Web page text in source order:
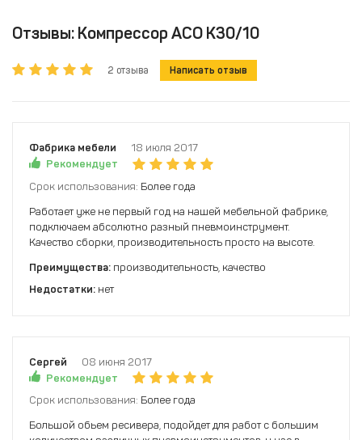
Отзывы: Компрессор АСО К30/10
2 отзыва Написать отзыв
Фабрика мебели
18 июля 2017
Рекомендует
Срок использования: Более года
Работает уже не первый год на нашей мебельной фабрике,
подключаем абсолютно разный пневмоинструмент.
Качество сборки, производительность просто на высоте.
Преимущества: производительность, качество
Недостатки: нет
Сергей
08 июня 2017
Рекомендует
Срок использования: Более года
Большой обьем ресивера, подойдет для работ с большим